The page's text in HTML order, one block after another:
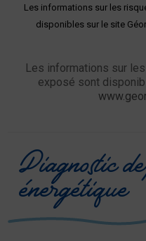
Les informations sur les
disponibles sur le site
Les informations sur
exposé sont
Diagnostic
énergétique